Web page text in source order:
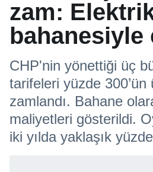
zam:
bahanesiyle
CHP'nin yönettiği üç
tarifeleri yüzde 300’ün
zamlandı. Bahane
maliyetleri gösterildi.
iki yılda yaklaşık